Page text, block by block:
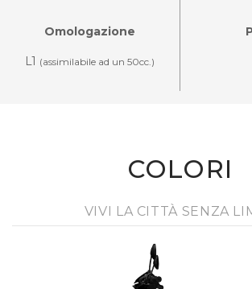
Omologazione
L1 (assimilabile ad un 50cc.)
COLORI
VIVI LA CITTÀ SENZA